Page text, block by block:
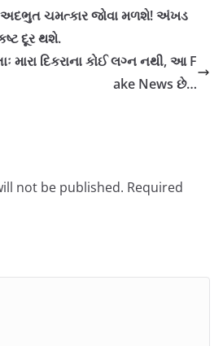
અદભુત ચમત્કાર જોવા મળશે! અંખડ
દૂર થશે.
મારા દિકરાના કોઈ લગ્ન નથી, આ F
ake News છે…
not be published. Required